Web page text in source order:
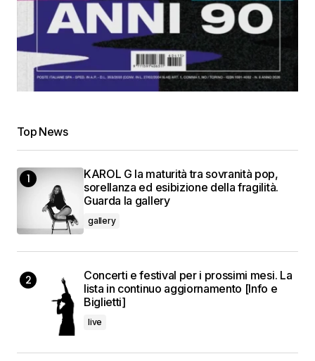
Top News
KAROL G la maturità tra sovranità pop,
sorellanza ed esibizione della fragilità.
Guarda la gallery
gallery
Concerti e festival per i prossimi mesi. La
lista in continuo aggiornamento [Info e
Biglietti]
live